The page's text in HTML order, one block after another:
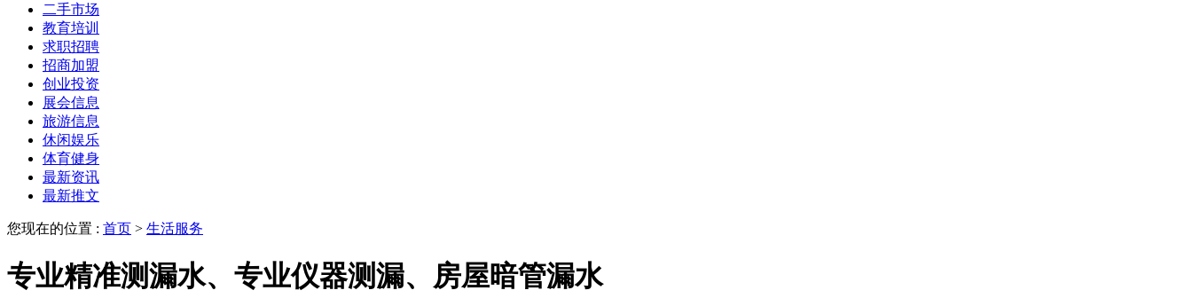
二手市场
教育培训
求职招聘
招商加盟
创业投资
展会信息
旅游信息
休闲娱乐
体育健身
最新资讯
最新推文
您现在的位置 : 首页 > 生活服务
专业精准测漏水、专业仪器测漏、房屋暗管漏水